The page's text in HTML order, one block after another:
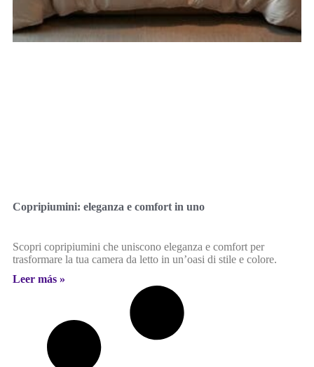
Copripiumini: eleganza e comfort in uno
Scopri copripiumini che uniscono eleganza e comfort per
trasformare la tua camera da letto in un’oasi di stile e colore.
Leer más »